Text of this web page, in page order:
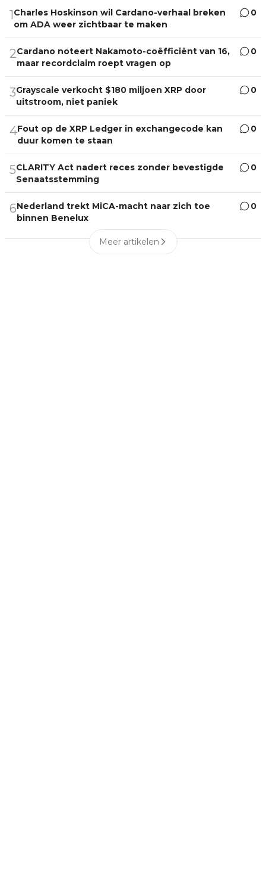
1Charles Hoskinson wil Cardano-verhaal breken
om ADA weer zichtbaar te maken
0
2Cardano noteert Nakamoto-coëfficiënt van 16,
maar recordclaim roept vragen op
0
3Grayscale verkocht $180 miljoen XRP door
uitstroom, niet paniek
0
4Fout op de XRP Ledger in exchangecode kan
duur komen te staan
0
5CLARITY Act nadert reces zonder bevestigde
Senaatsstemming
0
6Nederland trekt MiCA-macht naar zich toe
binnen Benelux
0
Meer artikelen